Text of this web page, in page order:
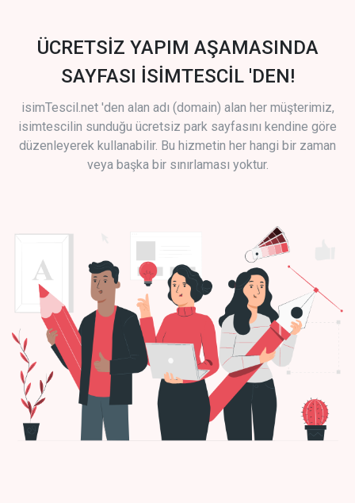
ÜCRETSİZ YAPIM AŞAMASINDA
SAYFASI İSİMTESCİL 'DEN!
isimTescil.net 'den alan adı (domain) alan her müşterimiz,
isimtescilin sunduğu ücretsiz park sayfasını kendine göre
düzenleyerek kullanabilir. Bu hizmetin her hangi bir zaman
veya başka bir sınırlaması yoktur.